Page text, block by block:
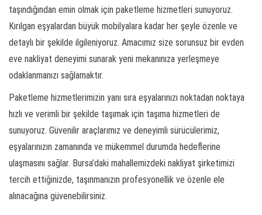
taşındığından emin olmak için paketleme hizmetleri sunuyoruz.
Kırılgan eşyalardan büyük mobilyalara kadar her şeyle özenle ve
detaylı bir şekilde ilgileniyoruz. Amacımız size sorunsuz bir evden
eve nakliyat deneyimi sunarak yeni mekanınıza yerleşmeye
odaklanmanızı sağlamaktır.
Paketleme hizmetlerimizin yanı sıra eşyalarınızı noktadan noktaya
hızlı ve verimli bir şekilde taşımak için taşıma hizmetleri de
sunuyoruz. Güvenilir araçlarımız ve deneyimli sürücülerimiz,
eşyalarınızın zamanında ve mükemmel durumda hedeflerine
ulaşmasını sağlar. Bursa’daki mahallemizdeki nakliyat şirketimizi
tercih ettiğinizde, taşınmanızın profesyonellik ve özenle ele
alınacağına güvenebilirsiniz.